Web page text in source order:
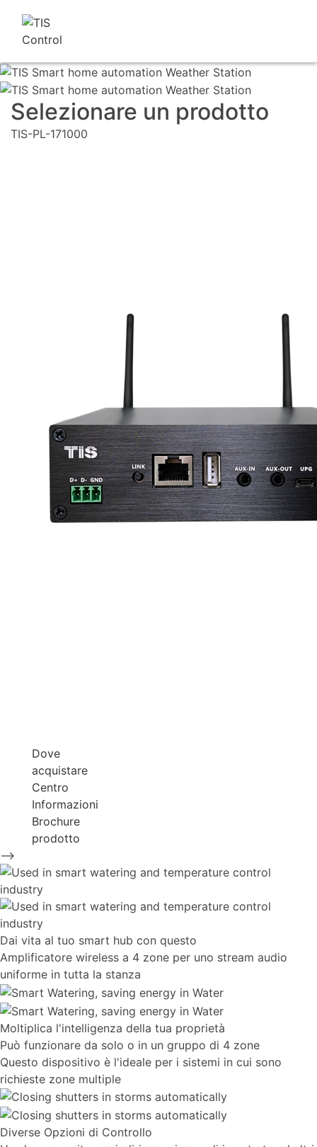
Selezionare un prodotto
TIS-PL-171000
Dove
acquistare
Centro
Informazioni
Brochure
prodotto
-->
Dai vita al tuo smart hub con questo
Amplificatore wireless a 4 zone per uno stream audio
uniforme in tutta la stanza
Moltiplica l'intelligenza della tua proprietà
Può funzionare da solo o in un gruppo di 4 zone
Questo dispositivo è l'ideale per i sistemi in cui sono
richieste zone multiple
Diverse Opzioni di Controllo